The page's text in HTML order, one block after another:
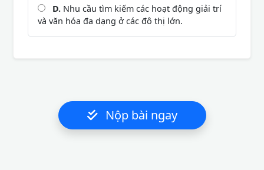
D. Nhu cầu tìm kiếm các hoạt động giải trí
và văn hóa đa dạng ở các đô thị lớn.
Nộp bài ngay